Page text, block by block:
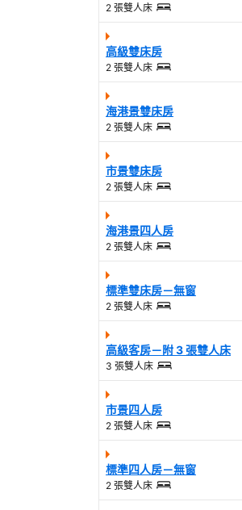
2 張雙人床
高級雙床房
2 張雙人床
海港景雙床房
2 張雙人床
市景雙床房
2 張雙人床
海港景四人房
2 張雙人床
標準雙床房－無窗
2 張雙人床
高級客房－附 3 張雙人床
3 張雙人床
市景四人房
2 張雙人床
標準四人房－無窗
2 張雙人床